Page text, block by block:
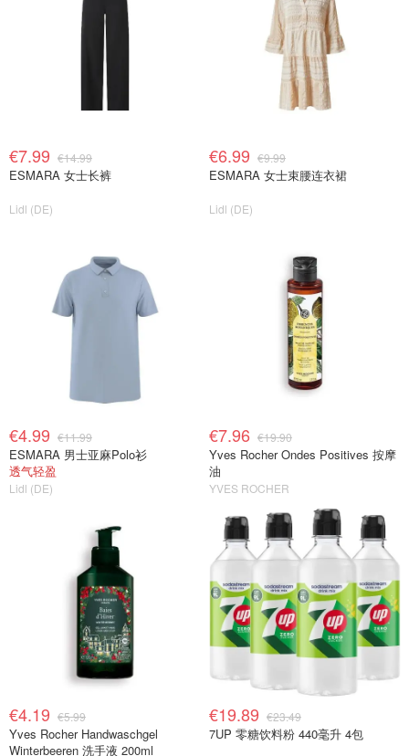
€7.99 €14.99
ESMARA 女士长裤
Lidl (DE)
€6.99 €9.99
ESMARA 女士束腰连衣裙
Lidl (DE)
€4.99 €11.99
ESMARA 男士亚麻Polo衫
透气轻盈
Lidl (DE)
€7.96 €19.90
Yves Rocher Ondes Positives 按摩
油
YVES ROCHER
€4.19 €5.99
Yves Rocher Handwaschgel
Winterbeeren 洗手液 200ml
€19.89 €23.49
7UP 零糖饮料粉 440毫升 4包